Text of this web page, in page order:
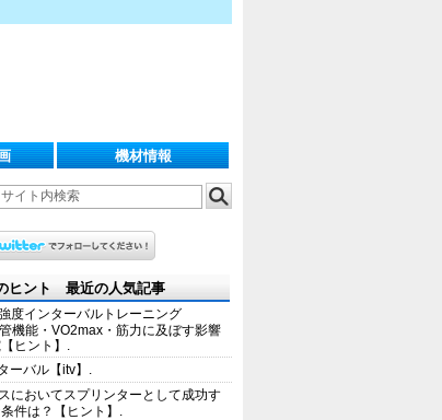
機材情報
ヒント 最近の人気記事
度インターバルトレーニング
管機能・VO2max・筋力に及ぼす影響
ヒント】.
ーバル【itv】.
においてスプリンターとして成功す
件は？【ヒント】.